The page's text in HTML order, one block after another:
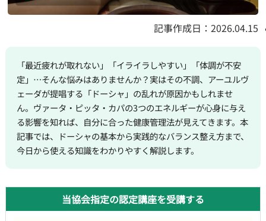
記事作成日：2026.04.15
「最近疲れが取れない」「イライラしやすい」「体調が不安
定」…そんな悩みはありませんか？実はその不調、アーユルヴ
ェーダが提唱する「ドーシャ」の乱れが原因かもしれませ
ん。ヴァータ・ピッタ・カパの3つのエネルギーが心身に与え
る影響を知れば、自分に合った健康管理法が見えてきます。本
記事では、ドーシャの基本から実践的なバランス整え方まで、
今日から使える知識をわかりやすく解説します。
当協会指定の認定講座を受講する